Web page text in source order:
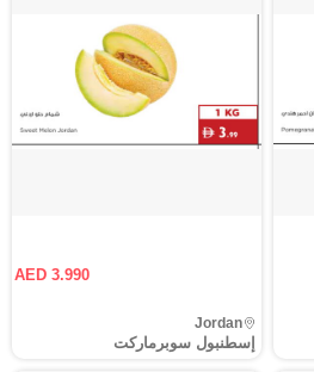
AED 3.990
إسطنبول سوبرماركت
Jordan